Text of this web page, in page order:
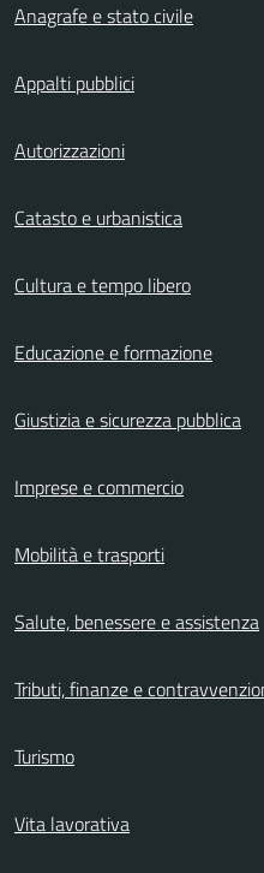
Anagrafe e stato civile
Appalti pubblici
Autorizzazioni
Catasto e urbanistica
Cultura e tempo libero
Educazione e formazione
Giustizia e sicurezza pubblica
Imprese e commercio
Mobilità e trasporti
Salute, benessere e assistenza
Tributi, finanze e
Turismo
Vita lavorativa